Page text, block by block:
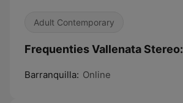
Adult Contemporary
Frequenties Vallenata Stereo:
Barranquilla: Online